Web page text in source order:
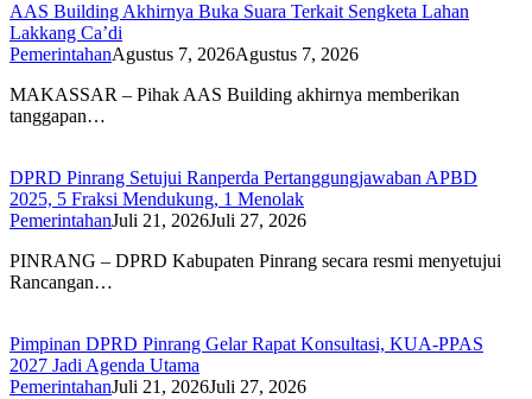
AAS Building Akhirnya Buka Suara Terkait Sengketa Lahan
Lakkang Ca’di
PemerintahanAgustus 7, 2026Agustus 7, 2026
MAKASSAR – Pihak AAS Building akhirnya memberikan
tanggapan…
DPRD Pinrang Setujui Ranperda Pertanggungjawaban APBD
2025, 5 Fraksi Mendukung, 1 Menolak
PemerintahanJuli 21, 2026Juli 27, 2026
PINRANG – DPRD Kabupaten Pinrang secara resmi menyetujui
Rancangan…
Pimpinan DPRD Pinrang Gelar Rapat Konsultasi, KUA-PPAS
2027 Jadi Agenda Utama
PemerintahanJuli 21, 2026Juli 27, 2026